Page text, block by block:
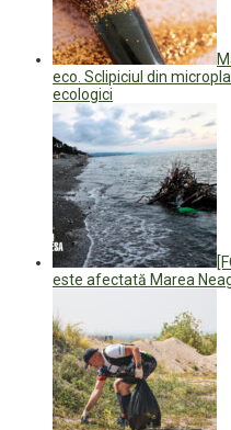
eco. Sclipiciul din
ecologici
este afectată Marea